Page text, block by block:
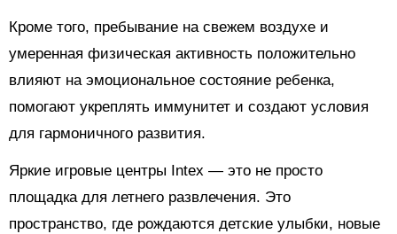
Кроме того, пребывание на свежем воздухе и
умеренная физическая активность положительно
влияют на эмоциональное состояние ребенка,
помогают укреплять иммунитет и создают условия
для гармоничного развития.
Яркие игровые центры Intex — это не просто
площадка для летнего развлечения. Это
пространство, где рождаются детские улыбки, новые